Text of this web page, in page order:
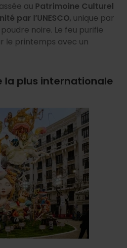
au Patrimoine Culturel
par l’UNESCO, unique par
noire. Le feu purifie
le printemps avec un
la plus internationale